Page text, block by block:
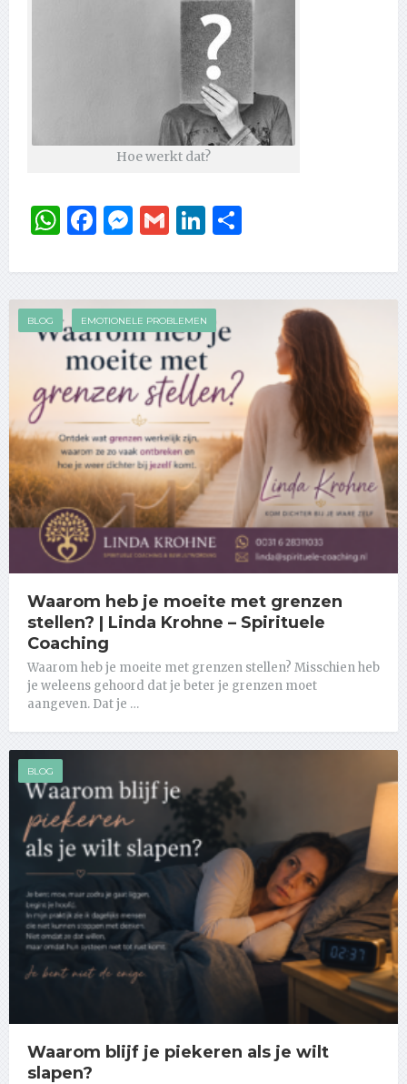
Hoe werkt dat?
WhatsApp
Facebook
Messenger
GmailLinkedIn
BLOG EMOTIONELE PROBLEMEN
Waarom heb je moeite met grenzen
stellen? | Linda Krohne – Spirituele
Coaching
Waarom heb je moeite met grenzen stellen? Misschien heb
je weleens gehoord dat je beter je grenzen moet
aangeven. Dat je …
BLOG
Waarom blijf je piekeren als je wilt
slapen?